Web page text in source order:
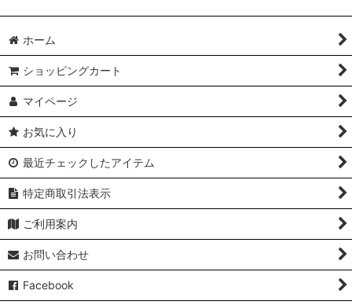
ホーム
ショッピングカート
マイページ
お気に入り
最近チェックしたアイテム
特定商取引法表示
ご利用案内
お問い合わせ
Facebook